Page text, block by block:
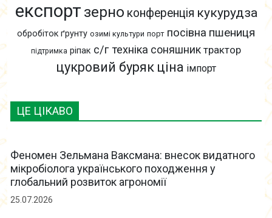
ЦЕ ЦІКАВО
Феномен Зельмана Ваксмана: внесок видатного
мікробіолога українського походження у
глобальний розвиток агрономії
25.07.2026
експорт зерно конференція кукурудза
обробіток ґрунту озимі культури порт посівна пшениця
підтримка ріпак с/г техніка соняшник трактор
цукровий буряк ціна імпорт